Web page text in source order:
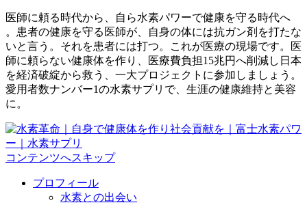
医師に頼る時代から、自ら水素パワーで健康を守る時代へ
。患者の健康を守る医師が、自身の体には抗ガン剤を打たな
いと言う。それを患者には打つ。これが医療の現場です。医
師に頼らない健康体を作り、医療費負担15兆円へ削減し日本
を経済破綻から救う、一大プロジェクトに参加しましょう。
愛用者数ナンバー1の水素サプリで、生涯の健康維持と美容
に。
コンテンツへスキップ
プロフィール
水素との出会い